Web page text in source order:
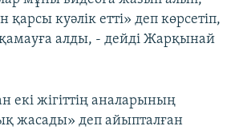
қарсы куәлік етті» деп көрсетіп,
алды, - дейді Жарқынай
екі жігіттің аналарының
жасады» деп айыпталған